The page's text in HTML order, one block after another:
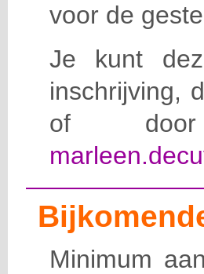
voor de
Je kunt
inschrijving,
of
Minimum